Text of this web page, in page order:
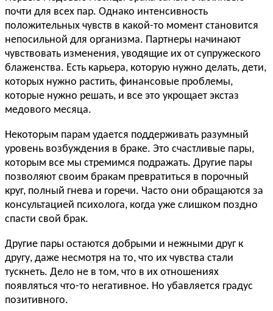
почти для всех пар. Однако интенсивность
положительных чувств в какой-то момент становится
непосильной для организма. Партнеры начинают
чувствовать изменения, уводящие их от супружеского
блаженства. Есть карьера, которую нужно делать, дети,
которых нужно растить, финансовые проблемы,
которые нужно решать, и все это укрощает экстаз
медового месяца.
Некоторым парам удается поддерживать разумный
уровень возбуждения в браке. Это счастливые пары,
которым все мы стремимся подражать. Другие пары
позволяют своим бракам превратиться в порочный
круг, полный гнева и горечи. Часто они обращаются за
консультацией психолога, когда уже слишком поздно
спасти свой брак.
Другие пары остаются добрыми и нежными друг к
другу, даже несмотря на то, что их чувства стали
тускнеть. Дело не в том, что в их отношениях
появляться что-то негативное. Но убавляется градус
позитивного.